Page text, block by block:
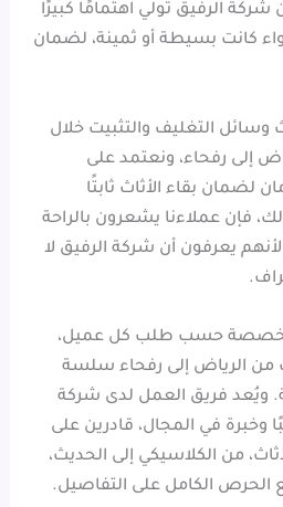
شركة الرفيق تُولي اهتمامًا كبيرًا
كانت بسيطة أو ثمينة، لضمان
التغليف والتثبيت خلال
إلى رفحاء، ونعتمد على
لضمان بقاء الأثاث ثابتًا
فإن عملاءنا يشعرون بالراحة
لأنهم يعرفون أن شركة الرفيق لا
مخصصة حسب طلب كل عميل،
من الرياض إلى رفحاء سلسة
ويُعد فريق العمل لدى شركة
وخبرة في المجال، قادرين على
من الكلاسيكي إلى الحديث،
الحرص الكامل على التفاصيل.